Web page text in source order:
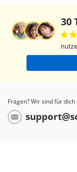
30
Fragen? Wir sind für dich